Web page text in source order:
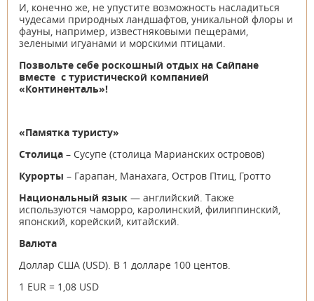
И, конечно же, не упустите возможность насладиться
чудесами природных ландшафтов, уникальной флоры и
фауны, например, известняковыми пещерами,
зелеными игуанами и морскими птицами.
Позвольте себе роскошный отдых на Сайпане
вместе с туристической компанией
«Континенталь»!
«Памятка туристу»
Столица – Сусупе (столица Марианских островов)
Курорты – Гарапан, Манахага, Остров Птиц, Гротто
Национальный язык — английский. Также
используются чаморро, каролинский, филиппинский,
японский, корейский, китайский.
Валюта
Доллар США (USD). В 1 долларе 100 центов.
1 EUR = 1,08 USD